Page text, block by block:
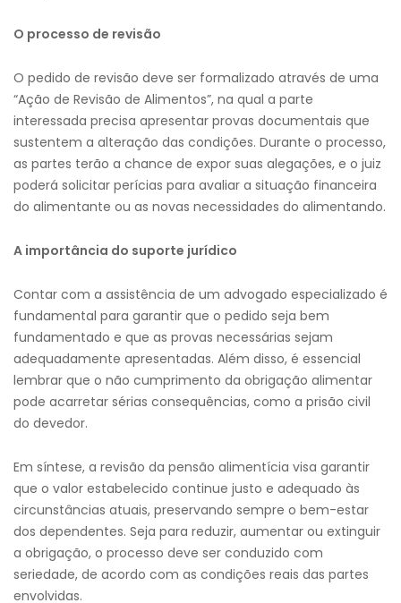
O processo de revisão
O pedido de revisão deve ser formalizado através de uma
“Ação de Revisão de Alimentos”, na qual a parte
interessada precisa apresentar provas documentais que
sustentem a alteração das condições. Durante o processo,
as partes terão a chance de expor suas alegações, e o juiz
poderá solicitar perícias para avaliar a situação financeira
do alimentante ou as novas necessidades do alimentando.
A importância do suporte jurídico
Contar com a assistência de um advogado especializado é
fundamental para garantir que o pedido seja bem
fundamentado e que as provas necessárias sejam
adequadamente apresentadas. Além disso, é essencial
lembrar que o não cumprimento da obrigação alimentar
pode acarretar sérias consequências, como a prisão civil
do devedor.
Em síntese, a revisão da pensão alimentícia visa garantir
que o valor estabelecido continue justo e adequado às
circunstâncias atuais, preservando sempre o bem-estar
dos dependentes. Seja para reduzir, aumentar ou extinguir
a obrigação, o processo deve ser conduzido com
seriedade, de acordo com as condições reais das partes
envolvidas.